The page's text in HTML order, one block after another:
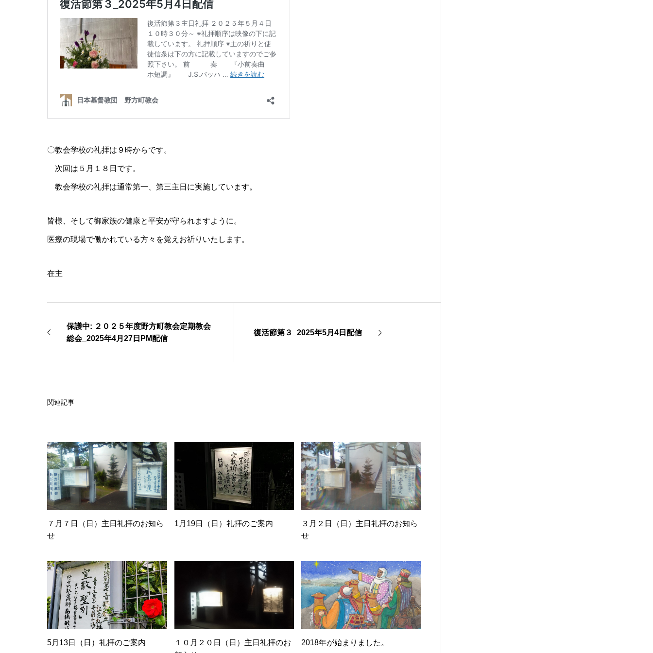
〇教会学校の礼拝は９時からです。
次回は５月１８日です。
教会学校の礼拝は通常第一、第三主日に実施しています。
皆様、そして御家族の健康と平安が守られますように。
医療の現場で働かれている方々を覚えお祈りいたします。
在主
保護中: ２０２５年度野方町教会定期教会
総会_2025年4月27日PM配信
復活節第３_2025年5月4日配信
関連記事
７月７日（日）主日礼拝のお知ら
せ
1月19日（日）礼拝のご案内
３月２日（日）主日礼拝のお知ら
せ
5月13日（日）礼拝のご案内
１０月２０日（日）主日礼拝のお
2018年が始まりました。